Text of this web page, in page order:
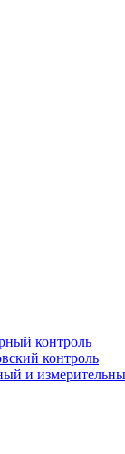
контроль
контроль
и